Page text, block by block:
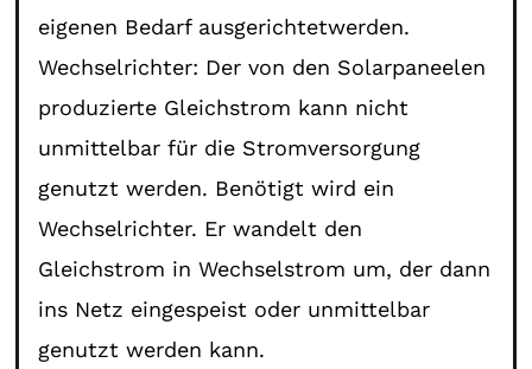
eigenen Bedarf ausgerichtetwerden.
Wechselrichter: Der von den Solarpaneelen
produzierte Gleichstrom kann nicht
unmittelbar für die Stromversorgung
genutzt werden. Benötigt wird ein
Wechselrichter. Er wandelt den
Gleichstrom in Wechselstrom um, der dann
ins Netz eingespeist oder unmittelbar
genutzt werden kann.